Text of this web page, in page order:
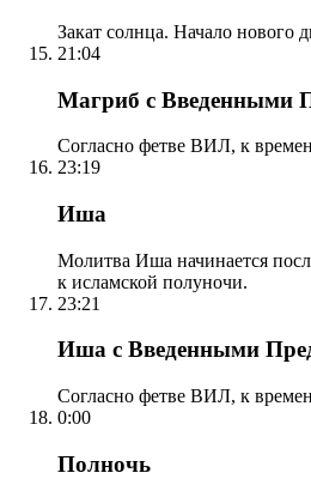
Закат солнца. Начало нового
21:04
Магриб с Введенными
Согласно фетве ВИЛ, к
23:19
Иша
Молитва Иша начинается
к исламской полуночи.
23:21
Иша с Введенными
Согласно фетве ВИЛ, к
0:00
Полночь